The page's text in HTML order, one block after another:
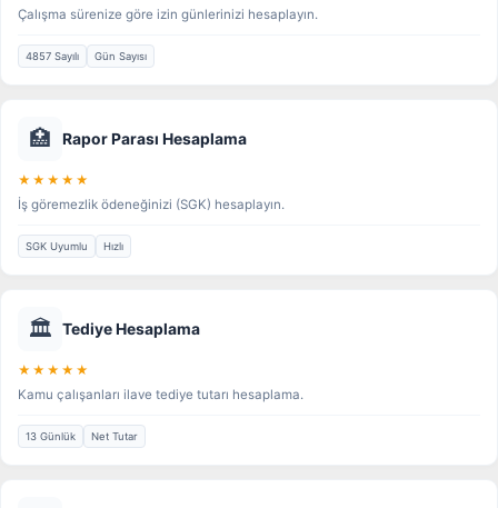
Çalışma sürenize göre izin günlerinizi hesaplayın.
4857 Sayılı Gün Sayısı
🏥 Rapor Parası Hesaplama
★★★★★
İş göremezlik ödeneğinizi (SGK) hesaplayın.
SGK Uyumlu Hızlı
🏛️ Tediye Hesaplama
★★★★★
Kamu çalışanları ilave tediye tutarı hesaplama.
13 Günlük Net Tutar